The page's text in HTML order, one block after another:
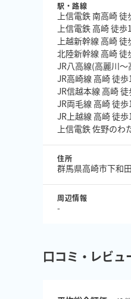
駅・路線
上信電鉄 南高崎 徒
上信電鉄 高崎 徒歩
上越新幹線 高崎
北陸新幹線 高崎 徒
JR八高線(高麗川
JR高崎線 高崎 徒
JR信越本線 高崎
JR両毛線 高崎 徒
JR上越線 高崎 徒
上信電鉄 佐野のわ
住所
群馬県高崎市下和
周辺情報
-
口コミ・レビュ